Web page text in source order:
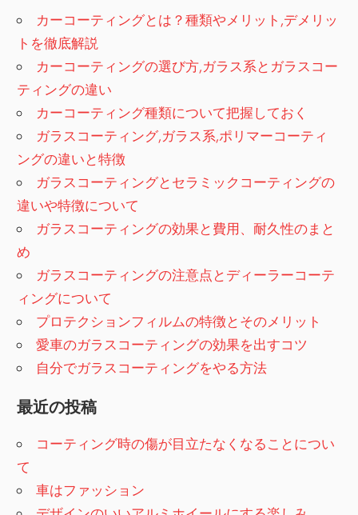
ー
シ
ョ
ン
カーコーティングとは？種類やメリット,デメリッ
トを徹底解説
カーコーティングの選び方,ガラス系とガラスコー
ティングの違い
カーコーティング種類について把握しておく
ガラスコーティング,ガラス系,ポリマーコーティ
ングの違いと特徴
ガラスコーティングとセラミックコーティングの
違いや特徴について
ガラスコーティングの効果と費用、耐久性のまと
め
ガラスコーティングの注意点とディーラーコーテ
ィングについて
プロテクションフィルムの特徴とそのメリット
愛車のガラスコーティングの効果を出すコツ
自分でガラスコーティングをやる方法
最近の投稿
コーティング時の傷が目立たなくなることについ
て
車はファッション